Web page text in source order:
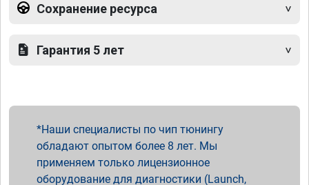
Сохранение ресурса
Гарантия 5 лет
Наши специалисты по чип тюнингу
обладают опытом более 8 лет. Мы
применяем только лицензионное
оборудование для диагностики (Launch,